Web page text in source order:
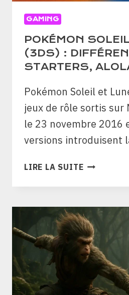
GAMING
POKÉMON
(3DS) :
STARTERS,
Pokémon Soleil et
jeux de rôle sortis sur
le 23 novembre 2016
versions introduisent
LIRE LA SUITEPOKÉMON
ET
(3DS)
:
STARTERS,
ALOLA